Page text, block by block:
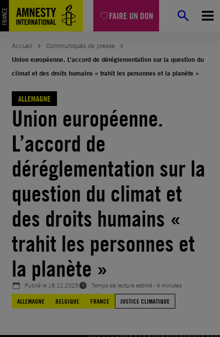
FAIRE UN DON
Aller
au
contenu
Accueil
Communiqués de presse
Union européenne. L’accord de déréglementation sur la question du
climat et des droits humains « trahit les personnes et la planète »
ALLEMAGNE
Union européenne.
L’accord de
déréglementation sur la
question du climat et
des droits humains «
trahit les personnes et
la planète »
Publié le 18.12.2025
Temps de lecture estimé : 4 minutes
ALLEMAGNE
BELGIQUE FRANCE JUSTICE CLIMATIQUE